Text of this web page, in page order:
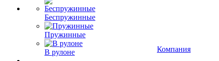
Беспружинные
Пружинные
В рулоне
Компания